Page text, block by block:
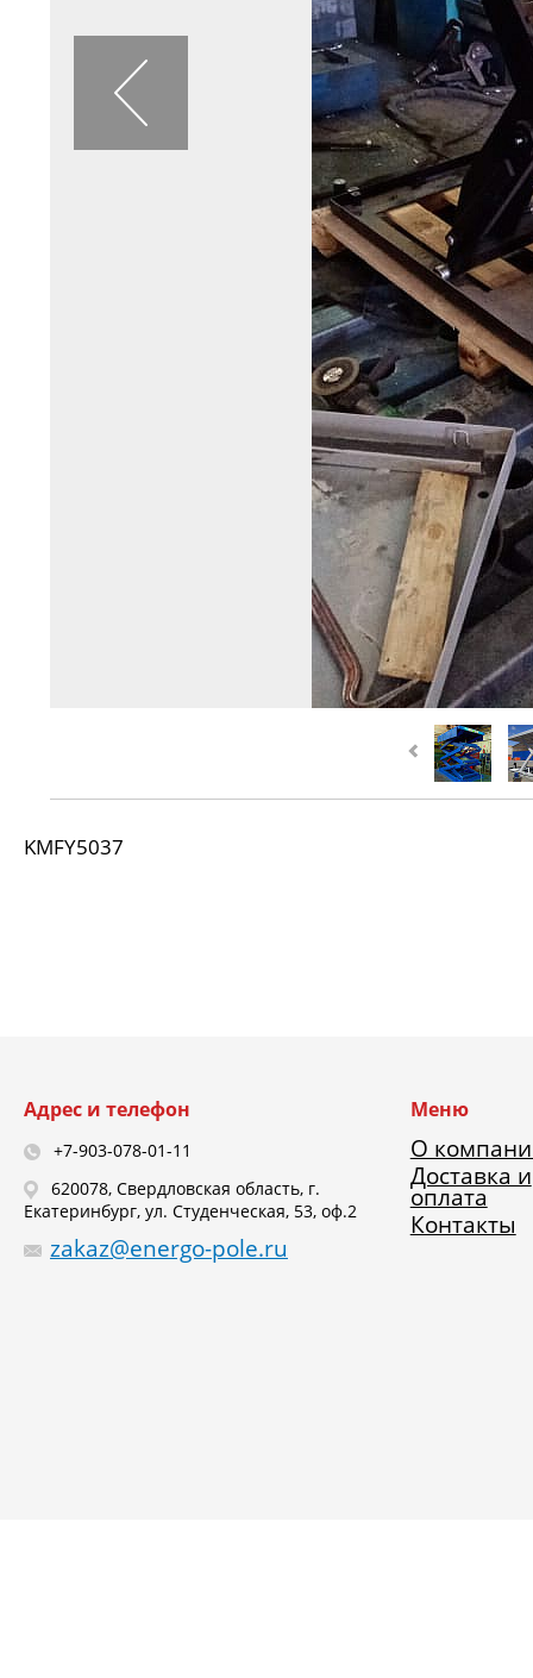
KMFY5037
Адрес и телефон
+7-903-078-01-11
620078, Свердловская область, г.
Екатеринбург, ул. Студенческая, 53, оф.2
zakaz@energo-pole.ru
Меню
О
Доставка и
оплата
Контакты